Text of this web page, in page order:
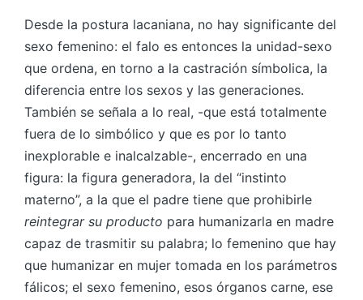
Desde la postura lacaniana, no hay significante del
sexo femenino: el falo es entonces la unidad-sexo
que ordena, en torno a la castración símbolica, la
diferencia entre los sexos y las generaciones.
También se señala a lo real, -que está totalmente
fuera de lo simbólico y que es por lo tanto
inexplorable e inalcalzable-, encerrado en una
figura: la figura generadora, la del “instinto
materno”, a la que el padre tiene que prohibirle
reintegrar su producto para humanizarla en madre
capaz de trasmitir su palabra; lo femenino que hay
que humanizar en mujer tomada en los parámetros
fálicos; el sexo femenino, esos órganos carne, ese